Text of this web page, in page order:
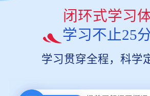
闭环式学习
学习不止25
学习贯穿全程，科学